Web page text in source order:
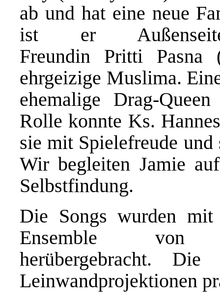
ab und hat eine neue
ist er
Freundin Pritti Pasna
ehrgeizige Muslima.
ehemalige Drag-
Rolle konnte Ks.
sie mit Spielefreude
Wir begleiten Jamie
Selbstfindung.
Die Songs wurden
Ensemble
herübergebracht.
Leinwandprojektionen